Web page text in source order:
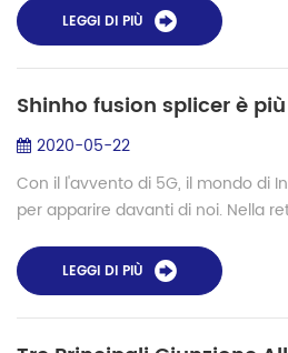
fibra è f...LEGGI DI PIÙ
2020-05-22
Con il l'avvento di 5G, il mondo di
per apparire davanti di noi. Nella
applicato a soddisfar...
LEGGI DI PIÙ